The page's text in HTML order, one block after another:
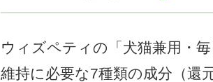
ウィズペティの「犬猫兼用・
維持に必要な7種類の成分（還